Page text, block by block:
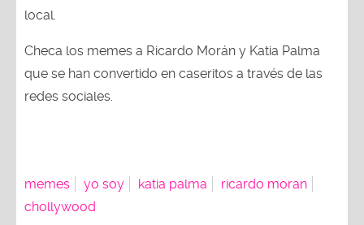
local.
Checa los memes a Ricardo Morán y Katia Palma
que se han convertido en caseritos a través de las
redes sociales.
memes yo soy katia palma
ricardo moran
chollywood